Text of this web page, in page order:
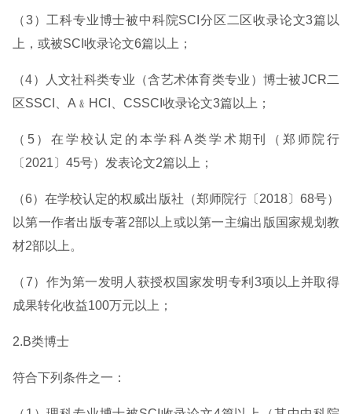
（3）工科专业博士被中科院SCI分区二区收录论文3篇以
上，或被SCI收录论文6篇以上；
（4）人文社科类专业（含艺术体育类专业）博士被JCR二
区SSCI、A﹠HCI、CSSCI收录论文3篇以上；
（5）在学校认定的本学科A类学术期刊（郑师院行
〔2021〕45号）发表论文2篇以上；
（6）在学校认定的权威出版社（郑师院行〔2018〕68号）
以第一作者出版专著2部以上或以第一主编出版国家规划教
材2部以上。
（7）作为第一发明人获授权国家发明专利3项以上并取得
成果转化收益100万元以上；
2.B类博士
符合下列条件之一：